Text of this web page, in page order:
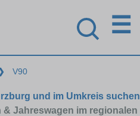
☰
V90
und im Umkreis suchen
Jahreswagen im regionalen